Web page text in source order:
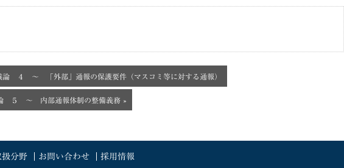
論 ４ ～ 「外部」通報の保護要件（マスコミ等に対する通報）
論 ５ ～ 内部通報体制の整備義務 »
扱分野 お問い合わせ 採用情報